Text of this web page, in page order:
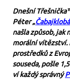
Dnešní
Péter „
našla způsob,
morální vítězství.
prostředků z
souseda, pošle
ví každý správný